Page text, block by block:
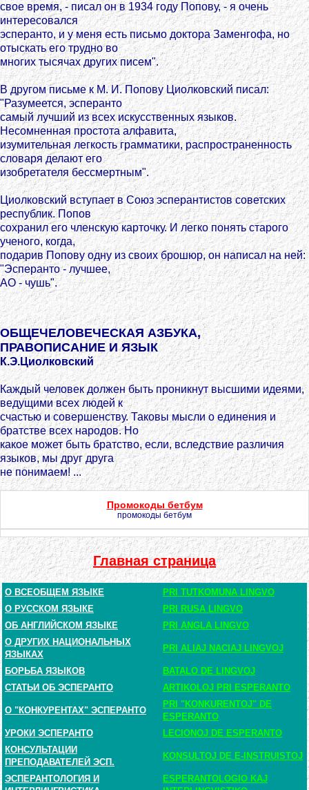
свое время, - писал он в 1934 году Попову, - я очень
интересовался
эсперанто, и у меня есть письмо доктора Заменгофа, но
отыскать его трудно во
многих тысячах других писем".
В другом письме к М. И. Попову Циолковский писал:
"Разумеется, эсперанто
самый лучший из всех искусственных языков.
Несомненная простота алфавита,
изумительная легкость грамматики, распространенность
словаря делают его
изобретателя бессмертным".
Циолковский вступает в Союз эсперантистов советских
республик. Попов
сохранил его членскую карточку. И легко понять старого
ученого, когда,
подарив Попову одну из своих брошюр, он написал на ней:
"Эсперанто - лучшее,
АО - чушь".
ОБЩЕЧЕЛОВЕЧЕСКАЯ АЗБУКА,
ПРАВОПИСАНИЕ И ЯЗЫК
К.Э.Циолковский
Каждый человек должен быть проникнут высшими идеями,
ведущими всех людей к
счастью и совершенству. Таковы мысли о единения и
братстве всех народов. Но
какое может быть братство, если, вследствие различия
языков, мы друг друга
не понимаем! ...
Промокоды бетбум
промокоды бетбум
Главная страница
О ВСЕОБЩЕМ ЯЗЫКЕ
PRI TUTKOMUNA LINGVO
О РУССКОМ ЯЗЫКЕ
PRI RUSA LINGVO
ОБ АНГЛИЙСКОМ ЯЗЫКЕ
PRI ANGLA LINGVO
О ДРУГИХ НАЦИОНАЛЬНЫХ
ЯЗЫКАХ
PRI ALIAJ NACIAJ LINGVOJ
БОРЬБА ЯЗЫКОВ
BATALO DE LINGVOJ
СТАТЬИ ОБ ЭСПЕРАНТО
ARTIKOLOJ PRI ESPERANTO
О "КОНКУРЕНТАХ" ЭСПЕРАНТО
PRI "KONKURENTOJ" DE
ESPERANTO
УРОКИ ЭСПЕРАНТО
LECIONOJ DE ESPERANTO
КОНСУЛЬТАЦИИ
ПРЕПОДАВАТЕЛЕЙ ЭСП.
KONSULTOJ DE E-INSTRUISTOJ
ЭСПЕРАНТОЛОГИЯ И
ESPERANTOLOGIO KAJ